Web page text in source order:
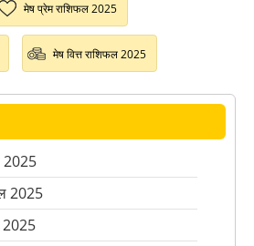
मेष प्रेम राशिफल 2025
मेष वित्त राशिफल 2025
2025
2025
2025